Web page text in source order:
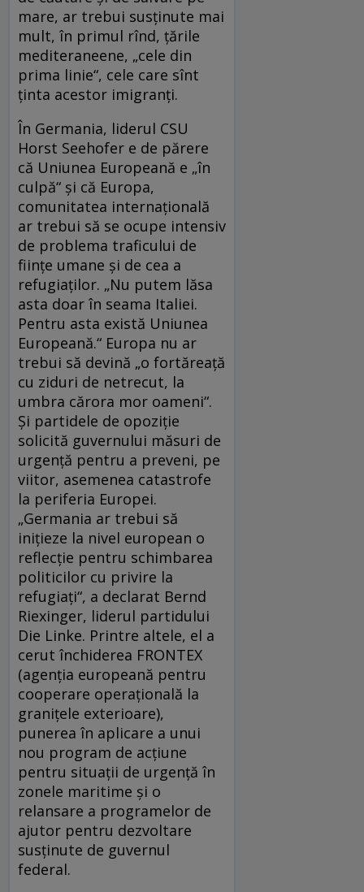
mare, ar trebui susţinute mai
mult, în primul rînd, ţările
mediteraneene, „cele din
prima linie“, cele care sînt
ţinta acestor imigranţi.
În Germania, liderul CSU
Horst Seehofer e de părere
că Uniunea Europeană e „în
culpă“ şi că Europa,
comunitatea internaţională
ar trebui să se ocupe intensiv
de problema traficului de
fiinţe umane şi de cea a
refugiaţilor. „Nu putem lăsa
asta doar în seama Italiei.
Pentru asta există Uniunea
Europeană.“ Europa nu ar
trebui să devină „o fortăreaţă
cu ziduri de netrecut, la
umbra cărora mor oameni“.
Şi partidele de opoziţie
solicită guvernului măsuri de
urgenţă pentru a preveni, pe
viitor, asemenea catastrofe
la periferia Europei.
„Germania ar trebui să
iniţieze la nivel european o
reflecţie pentru schimbarea
politicilor cu privire la
refugiaţi“, a declarat Bernd
Riexinger, liderul partidului
Die Linke. Printre altele, el a
cerut închiderea FRONTEX
(agenţia europeană pentru
cooperare operaţională la
graniţele exterioare),
punerea în aplicare a unui
nou program de acţiune
pentru situaţii de urgenţă în
zonele maritime şi o
relansare a programelor de
ajutor pentru dezvoltare
susţinute de guvernul
federal.